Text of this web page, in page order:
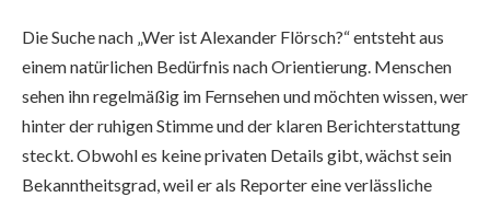
Die Suche nach „Wer ist Alexander Flörsch?“ entsteht aus
einem natürlichen Bedürfnis nach Orientierung. Menschen
sehen ihn regelmäßig im Fernsehen und möchten wissen, wer
hinter der ruhigen Stimme und der klaren Berichterstattung
steckt. Obwohl es keine privaten Details gibt, wächst sein
Bekanntheitsgrad, weil er als Reporter eine verlässliche